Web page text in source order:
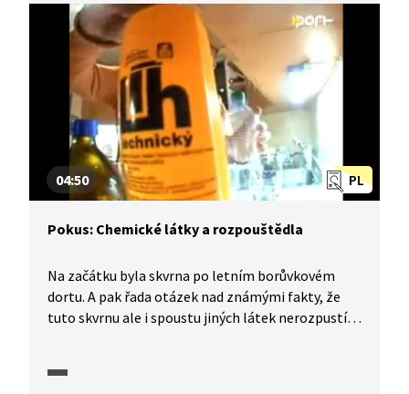
PL
04:50
Pokus: Chemické látky a rozpouštědla
Na začátku byla skvrna po letním borůvkovém
dortu. A pak řada otázek nad známými fakty, že
tuto skvrnu ale i spoustu jiných látek nerozpustí
rozpouštědle rozpouštějí a jiné ne? A naopak se